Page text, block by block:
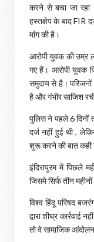
करने से बचा जा रहा
हस्तक्षेप के बाद FIR
मांग की है।
आरोपी युवक की उम्र
गए हैं। आरोपी युवक
समुदाय से है।
है और गंभीर साजिश
पुलिस ने पहले 6 दिनों
दर्ज नहीं हुई थी ,
शुरू करने की बात कही
इंदिरापुरम में पिछले
जिसमे सिर्फ तीन
विश्व हिंदू परिषद
द्वारा शीघ्र कार्रवाई
तो वे सामाजिक